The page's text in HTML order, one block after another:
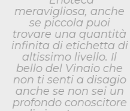
"Grande scelta,
ottima qualità e
competenza sono
alla base di questa
realtà in una delle
enoteche più belle di
Milano! Il Vinaio offre
una delle più grandi